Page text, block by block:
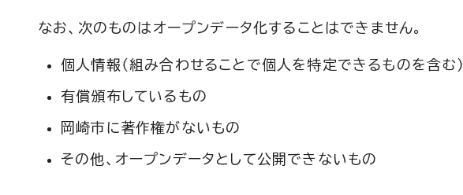
なお、次のものはオープンデータ化することはできません。
個人情報（組み合わせることで個人を特定できるものを含む）
有償頒布しているもの
岡崎市に著作権がないもの
その他、オープンデータとして公開できないもの